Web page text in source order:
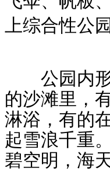
上综合性公园
公园内形
的沙滩里，
淋浴，有的
起雪浪千重
碧空明，海